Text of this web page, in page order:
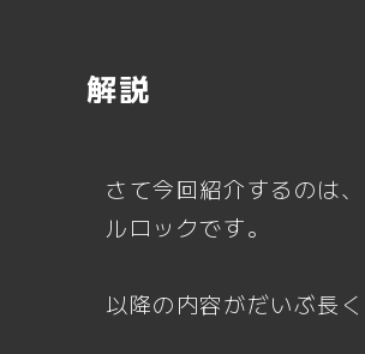
解説
さて今回紹介するのは
ルロックです。
以降の内容がだいぶ長